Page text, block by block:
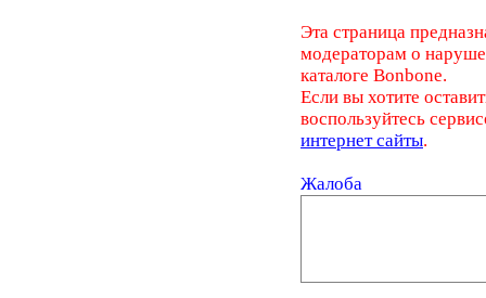
Эта страница
модераторам о
каталоге Bonbone.
Если вы хотите
воспользуйтесь
интернет сайты.
Жалоба